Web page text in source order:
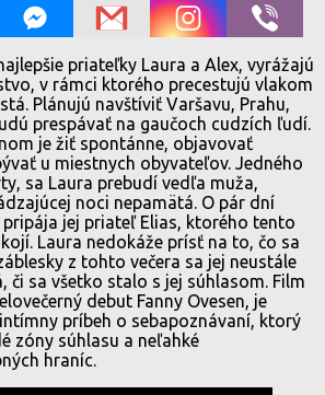
priateľky Laura a Alex, vyrážajú
v rámci ktorého precestujú vlakom
Plánujú navštíviť Varšavu, Prahu,
prespávať na gaučoch cudzích ľudí.
je žiť spontánne, objavovať
u miestnych obyvateľov. Jedného
sa Laura prebudí vedľa muža,
noci nepamätá. O pár dní
pripája jej priateľ Elias, ktorého tento
Laura nedokáže prísť na to, čo sa
z tohto večera sa jej neustále
či sa všetko stalo s jej súhlasom. Film
debut Fanny Ovesen, je
príbeh o sebapoznávaní, ktorý
zóny súhlasu a neľahké
hraníc.